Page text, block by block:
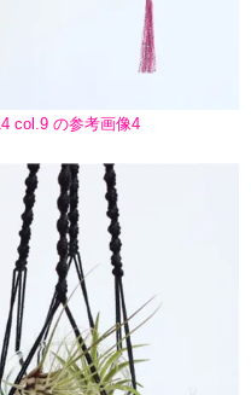
col.9 の参考画像4